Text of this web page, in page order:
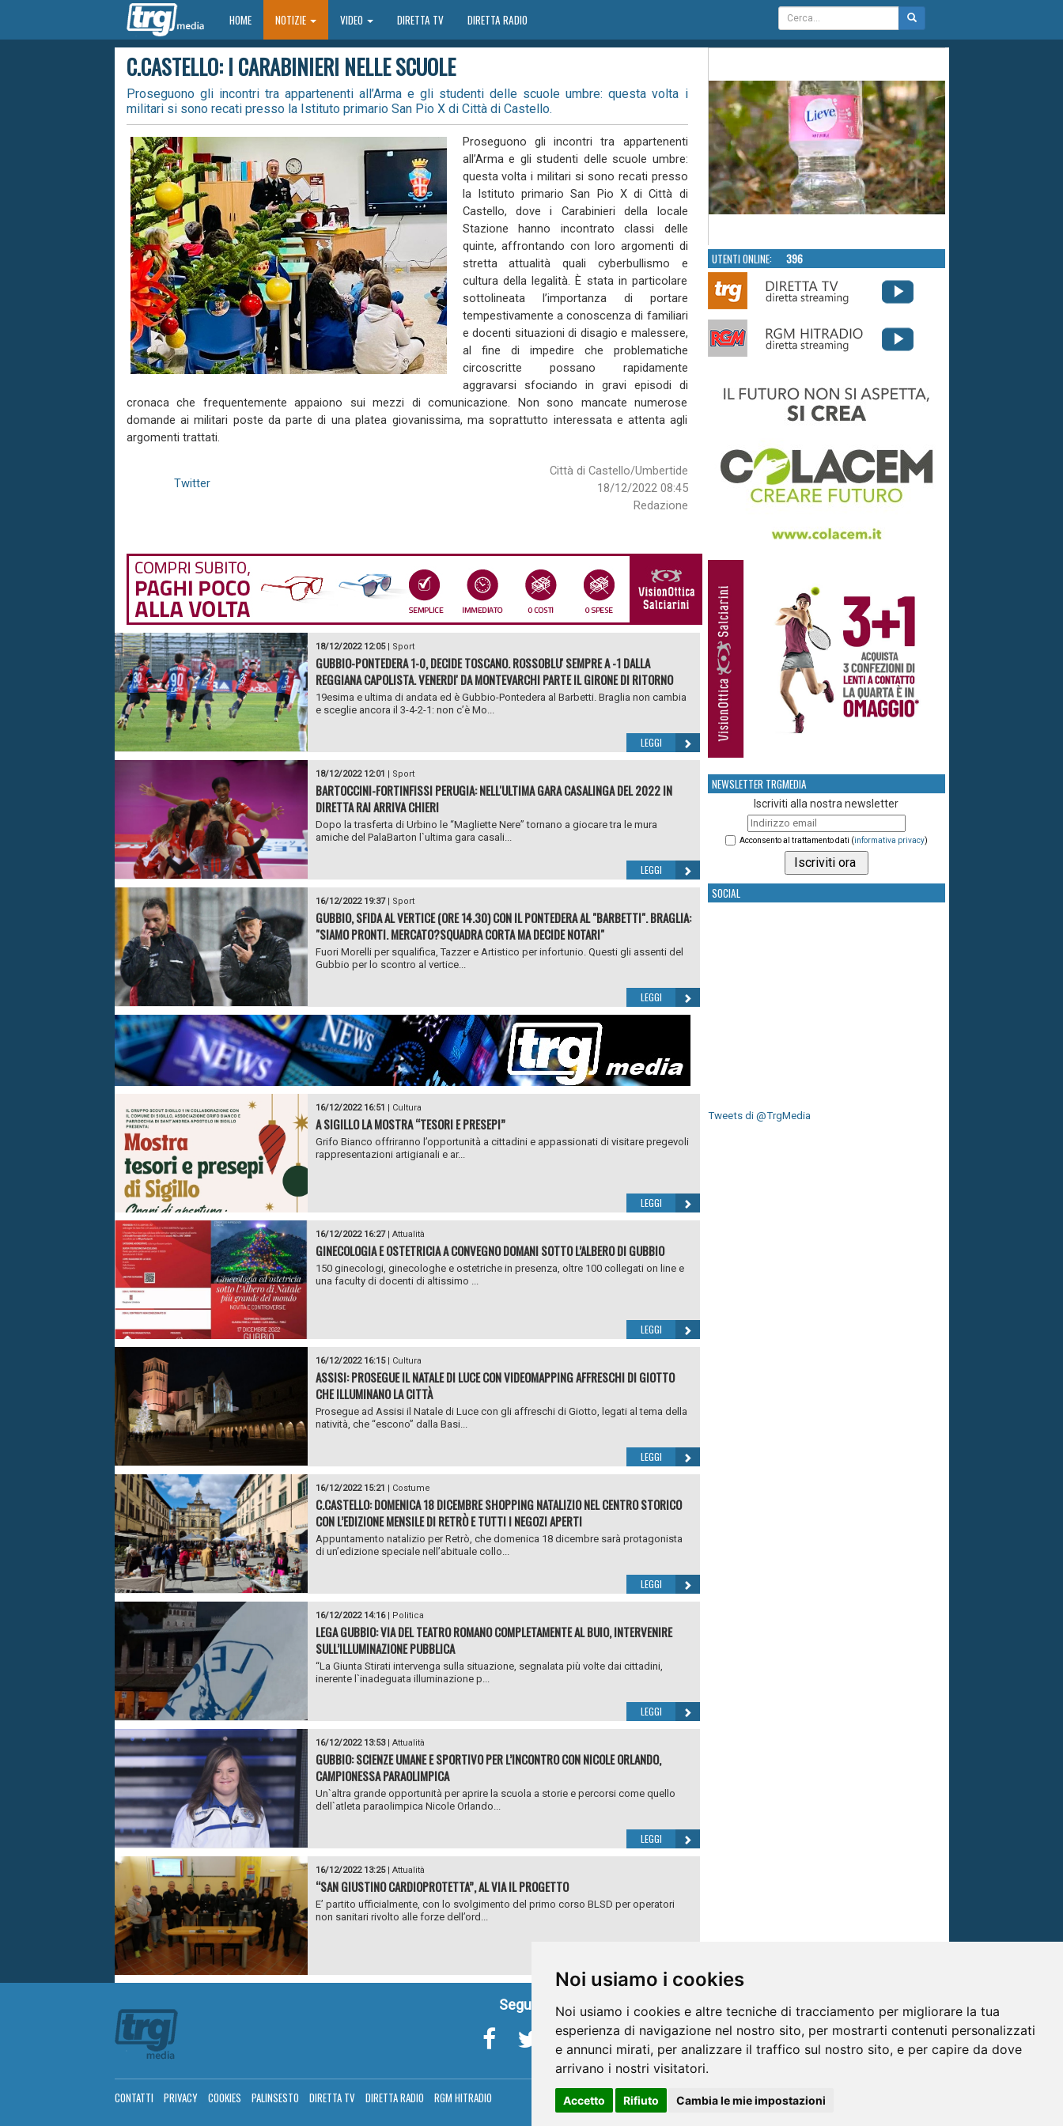
Noi usiamo i cookies
Noi usiamo i cookies e altre tecniche di tracciamento per migliorare la tua
esperienza di navigazione nel nostro sito, per mostrarti contenuti personalizzati
e annunci mirati, per analizzare il traffico sul nostro sito, e per capire da dove
arrivano i nostri visitatori.
Accetto Rifiuto Cambia le mie impostazioni
HOMEHOME NOTIZIE VIDEO DIRETTA TV DIRETTA RADIO
C.CASTELLO: I CARABINIERI NELLE SCUOLE
Proseguono gli incontri tra appartenenti all’Arma e gli studenti delle scuole umbre: questa volta i
militari si sono recati presso la Istituto primario San Pio X di Città di Castello.
Proseguono gli incontri tra appartenenti
all’Arma e gli studenti delle scuole umbre:
questa volta i militari si sono recati presso
la Istituto primario San Pio X di Città di
Castello, dove i Carabinieri della locale
Stazione hanno incontrato classi delle
quinte, affrontando con loro argomenti di
stretta attualità quali cyberbullismo e
cultura della legalità. È stata in particolare
sottolineata l’importanza di portare
tempestivamente a conoscenza di familiari
e docenti situazioni di disagio e malessere,
al fine di impedire che problematiche
circoscritte possano rapidamente
aggravarsi sfociando in gravi episodi di
cronaca che frequentemente appaiono sui mezzi di comunicazione. Non sono mancate numerose
domande ai militari poste da parte di una platea giovanissima, ma soprattutto interessata e attenta agli
argomenti trattati.
Città di Castello/Umbertide
18/12/2022 08:45
Redazione
Twitter
18/12/2022 12:05| Sport
GUBBIO-PONTEDERA 1-0, DECIDE TOSCANO. ROSSOBLU' SEMPRE A -1 DALLA
REGGIANA CAPOLISTA. VENERDI' DA MONTEVARCHI PARTE IL GIRONE DI RITORNO
19esima e ultima di andata ed è Gubbio-Pontedera al Barbetti. Braglia non cambia
e sceglie ancora il 3-4-2-1: non c’è Mo...
LEGGI
18/12/2022 12:01 | Sport
BARTOCCINI-FORTINFISSI PERUGIA: NELL'ULTIMA GARA CASALINGA DEL 2022 IN
DIRETTA RAI ARRIVA CHIERI
Dopo la trasferta di Urbino le “Magliette Nere” tornano a giocare tra le mura
amiche del PalaBarton l`ultima gara casali...
LEGGI
16/12/2022 19:37| Sport
GUBBIO, SFIDA AL VERTICE (ORE 14.30) CON IL PONTEDERA AL "BARBETTI". BRAGLIA:
"SIAMO PRONTI. MERCATO?SQUADRA CORTA MA DECIDE NOTARI"
Fuori Morelli per squalifica, Tazzer e Artistico per infortunio. Questi gli assenti del
Gubbio per lo scontro al vertice...
LEGGI
16/12/2022 16:51 | Cultura
A SIGILLO LA MOSTRA “TESORI E PRESEPI”
Grifo Bianco offriranno l’opportunità a cittadini e appassionati di visitare pregevoli
rappresentazioni artigianali e ar...
LEGGI
16/12/2022 16:27| Attualità
GINECOLOGIA E OSTETRICIA A CONVEGNO DOMANI SOTTO L’ALBERO DI GUBBIO
150 ginecologi, ginecologhe e ostetriche in presenza, oltre 100 collegati on line e
una faculty di docenti di altissimo ...
LEGGI
16/12/2022 16:15| Cultura
ASSISI: PROSEGUE IL NATALE DI LUCE CON VIDEOMAPPING AFFRESCHI DI GIOTTO
CHE ILLUMINANO LA CITTÀ
Prosegue ad Assisi il Natale di Luce con gli affreschi di Giotto, legati al tema della
natività, che “escono” dalla Basi...
LEGGI
16/12/2022 15:21 | Costume
C.CASTELLO: DOMENICA 18 DICEMBRE SHOPPING NATALIZIO NEL CENTRO STORICO
CON L’EDIZIONE MENSILE DI RETRÒ E TUTTI I NEGOZI APERTI
Appuntamento natalizio per Retrò, che domenica 18 dicembre sarà protagonista
di un’edizione speciale nell’abituale collo...
LEGGI
16/12/2022 14:16| Politica
LEGA GUBBIO: VIA DEL TEATRO ROMANO COMPLETAMENTE AL BUIO, INTERVENIRE
SULL’ILLUMINAZIONE PUBBLICA
“La Giunta Stirati intervenga sulla situazione, segnalata più volte dai cittadini,
inerente l`inadeguata illuminazione p...
LEGGI
16/12/2022 13:53| Attualità
GUBBIO: SCIENZE UMANE E SPORTIVO PER L’INCONTRO CON NICOLE ORLANDO,
CAMPIONESSA PARAOLIMPICA
Un`altra grande opportunità per aprire la scuola a storie e percorsi come quello
dell`atleta paraolimpica Nicole Orlando...
LEGGI
16/12/2022 13:25| Attualità
“SAN GIUSTINO CARDIOPROTETTA”, AL VIA IL PROGETTO
E’ partito ufficialmente, con lo svolgimento del primo corso BLSD per operatori
non sanitari rivolto alle forze dell’ord...
UTENTI ONLINE: 396
NEWSLETTER TRGMEDIA
Iscriviti alla nostra newsletter
Acconsento al trattamento dati (informativa privacy)
SOCIAL
Tweets di @TrgMedia
Seguici su
CONTATTI PRIVACY COOKIES PALINSESTO DIRETTA TV DIRETTA RADIO RGM HITRADIO
Umbria Televisioni s.r.l. - P.I.00496230541 -